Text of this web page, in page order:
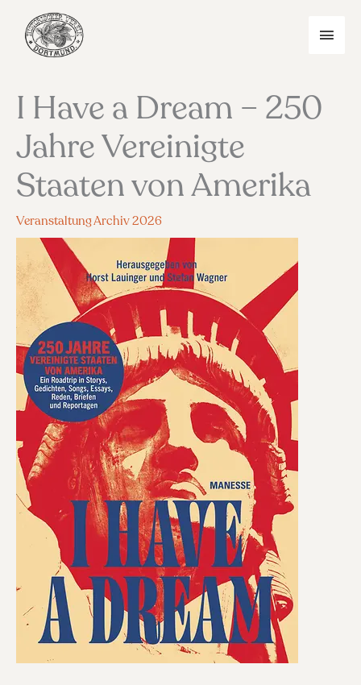
Inhalt
springen
I Have a Dream – 250
Jahre Vereinigte
Staaten von Amerika
Veranstaltung Archiv 2026